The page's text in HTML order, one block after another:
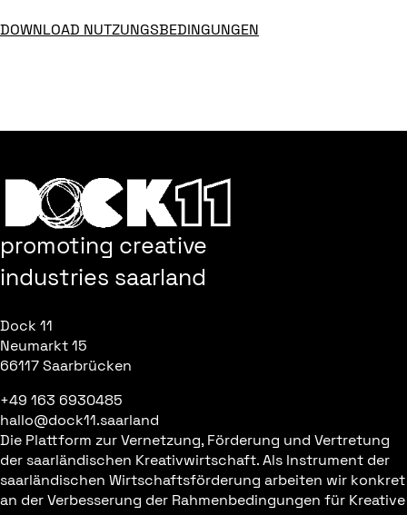
DOWNLOAD NUTZUNGSBEDINGUNGEN
promoting creative
industries saarland
Dock 11
Neumarkt 15
66117 Saarbrücken
+49 163 6930485
hallo@dock11.saarland
Die Plattform zur Vernetzung, Förderung und Vertretung
der saarländischen Kreativwirtschaft. Als Instrument der
saarländischen Wirtschaftsförderung arbeiten wir konkret
an der Verbesserung der Rahmenbedingungen für Kreative